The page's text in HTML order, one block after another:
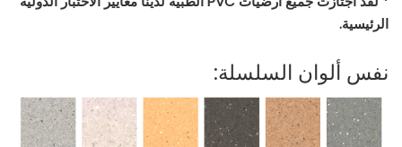
الرئيسية.
نفس ألوان السلسلة: